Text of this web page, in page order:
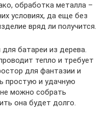
обработка металла –
условиях, да еще без
вряд ли получится.
батареи из дерева.
тепло и требует
для фантазии и
простую и удачную
можно собрать
она будет долго.